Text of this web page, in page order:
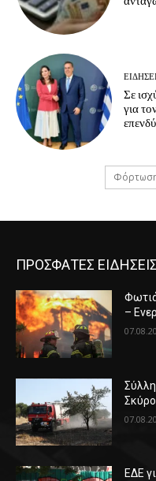
Σε
για
ΠΡΟΣΦΑΤΕΣ ΕΙΔΗΣΕΙΣ
–
ΕΔΕ